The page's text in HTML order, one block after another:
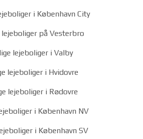
i København City
lejeboliger på Vesterbro
lejeboliger i Valby
lejeboliger i Hvidovre
lejeboliger i Rødovre
i København NV
i København SV